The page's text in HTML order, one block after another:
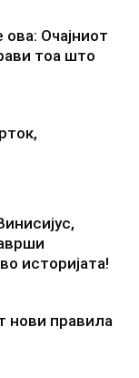
ова: Очајниот
тоа што
историјата!
нови правила